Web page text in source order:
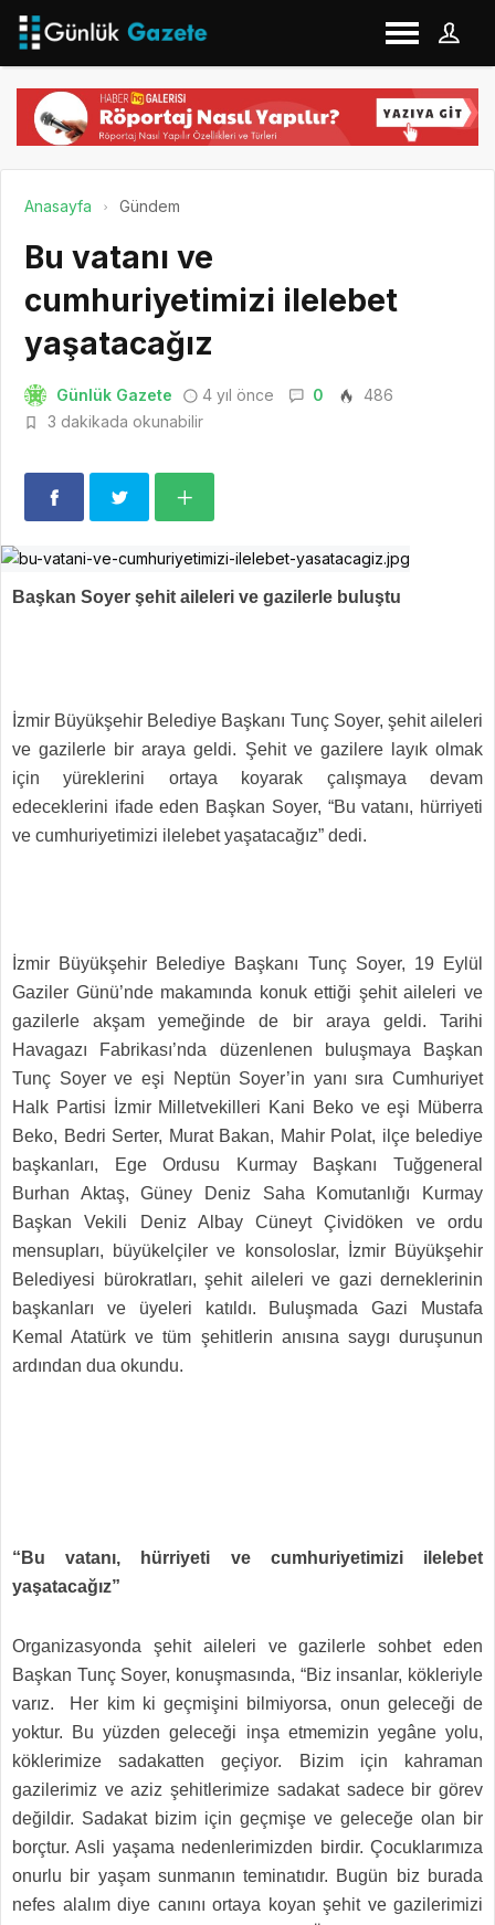
Anasayfa Gündem
Bu vatanı ve
cumhuriyetimizi ilelebet
yaşatacağız
Günlük Gazete 4 yıl önce 0
486
3 dakikada okunabilir
Başkan Soyer şehit aileleri ve gazilerle buluştu
İzmir Büyükşehir Belediye Başkanı Tunç Soyer, şehit aileleri
ve gazilerle bir araya geldi. Şehit ve gazilere layık olmak
için yüreklerini ortaya koyarak çalışmaya devam
edeceklerini ifade eden Başkan Soyer, “Bu vatanı, hürriyeti
ve cumhuriyetimizi ilelebet yaşatacağız” dedi.
İzmir Büyükşehir Belediye Başkanı Tunç Soyer, 19 Eylül
Gaziler Günü’nde makamında konuk ettiği şehit aileleri ve
gazilerle akşam yemeğinde de bir araya geldi. Tarihi
Havagazı Fabrikası’nda düzenlenen buluşmaya Başkan
Tunç Soyer ve eşi Neptün Soyer’in yanı sıra Cumhuriyet
Halk Partisi İzmir Milletvekilleri Kani Beko ve eşi Müberra
Beko, Bedri Serter, Murat Bakan, Mahir Polat, ilçe belediye
başkanları, Ege Ordusu Kurmay Başkanı Tuğgeneral
Burhan Aktaş, Güney Deniz Saha Komutanlığı Kurmay
Başkan Vekili Deniz Albay Cüneyt Çividöken ve ordu
mensupları, büyükelçiler ve konsoloslar, İzmir Büyükşehir
Belediyesi bürokratları, şehit aileleri ve gazi derneklerinin
başkanları ve üyeleri katıldı. Buluşmada Gazi Mustafa
Kemal Atatürk ve tüm şehitlerin anısına saygı duruşunun
ardından dua okundu.
“Bu vatanı, hürriyeti ve cumhuriyetimizi ilelebet
yaşatacağız”
Organizasyonda şehit aileleri ve gazilerle sohbet eden
Başkan Tunç Soyer, konuşmasında, “Biz insanlar, kökleriyle
varız. Her kim ki geçmişini bilmiyorsa, onun geleceği de
yoktur. Bu yüzden geleceği inşa etmemizin yegâne yolu,
köklerimize sadakatten geçiyor. Bizim için kahraman
gazilerimiz ve aziz şehitlerimize sadakat sadece bir görev
değildir. Sadakat bizim için geçmişe ve geleceğe olan bir
borçtur. Asli yaşama nedenlerimizden birdir. Çocuklarımıza
onurlu bir yaşam sunmanın teminatıdır. Bugün biz burada
nefes alalım diye canını ortaya koyan şehit ve gazilerimizi